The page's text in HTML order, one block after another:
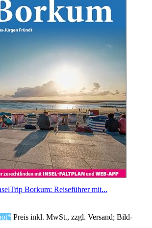
Borkum: Reiseführer mit...
Preis inkl. MwSt., zzgl. Versand; Bild-